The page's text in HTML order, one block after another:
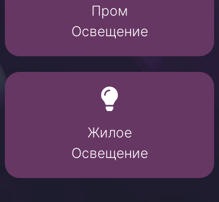
Пром
Освещение
Жилое
Освещение